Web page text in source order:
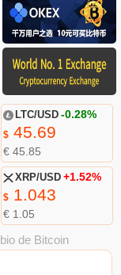
LTC/USD -0.28%
$45.69
€ 45.85
XRP/USD +1.52%
$1.043
€ 1.05
de Bitcoin